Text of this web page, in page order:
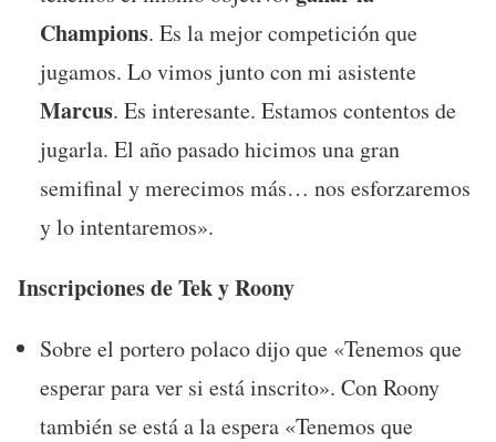
Champions. Es la mejor competición que
jugamos. Lo vimos junto con mi asistente
Marcus. Es interesante. Estamos contentos de
jugarla. El año pasado hicimos una gran
semifinal y merecimos más… nos esforzaremos
y lo intentaremos».
Inscripciones de Tek y Roony
Sobre el portero polaco dijo que «Tenemos que
esperar para ver si está inscrito». Con Roony
también se está a la espera «Tenemos que